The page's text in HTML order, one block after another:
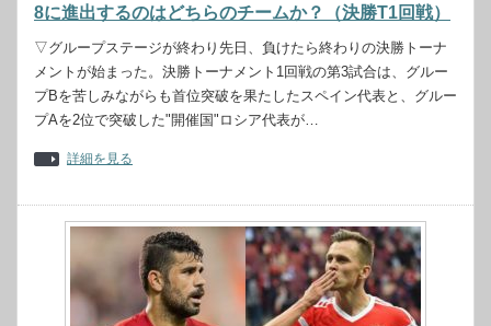
8に進出するのはどちらのチームか？（決勝T1回戦）
▽グループステージが終わり先日、負けたら終わりの決勝トーナ
メントが始まった。決勝トーナメント1回戦の第3試合は、グルー
プBを苦しみながらも首位突破を果たしたスペイン代表と、グルー
プAを2位で突破した"開催国"ロシア代表が…
詳細を見る